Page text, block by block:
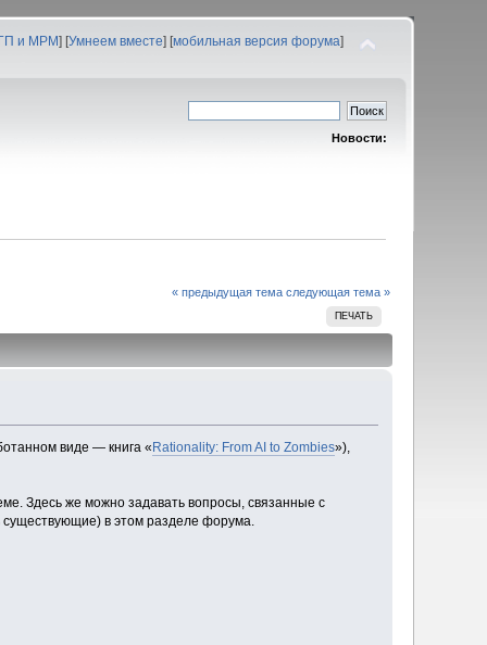
и МРМ] [Умнеем вместе] [мобильная версия форума]
Новости:
« предыдущая тема следующая тема »
ПЕЧАТЬ
виде — книга « Rationality: From AI to Zombies»),
Здесь же можно задавать вопросы, связанные с
в этом разделе форума.